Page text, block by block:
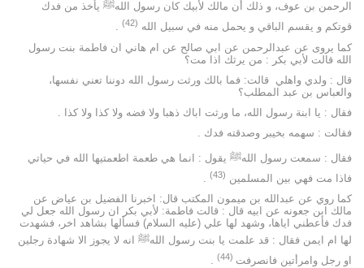
الرحمن بن عوف، و ذلك أن مالك لأبيك كان رسول اللهﷺ يأخذ من فدك
قوتكم و يقسم الباقي و يحمل منه في سبيل الله (42)
.
كما يروى عن عبدالرحمن عن ابي صالح عن ام هاني ان فاطمة بنت رسول
الله قالت لأبي بكر : من يرثك اذا مت؟
قال : ولدي واهلي قالت: فما بالك ورثت رسول الله دوننا تعني نفسها،
والعباس بن عبد المطلب؟
فقال : يا ابنة رسول الله، ما ورثت اباك ذهبا ولا فضه ولا كذا ولا كذا .
فقالت : سهمه بخيبر وصدقته فدك .
فقال : سمعت رسول اللهﷺ يقول : انما هي طعمة اطعمتيها الله في حياتي
فاذا مت فهي بين المسلمين (43)
.
كما روي عن عبدالله بن ميمون المكتب قال: اخبرنا الفضيل بن عياض عن
مالك ابن جعونه عن ابيه قال : قالت فاطمة: لأبي بكر ان رسول الله جعل لي
فدك فأعطني اياها، وشهد لها علي (عليه السلام) فسألها بشاهد اخر، فشهدت
لها ام ايمن فقال : قد علمت يا بنت رسول اللهﷺ انه لا يجوز الا شهادة رجلين
او رجل وامرأتين فانصرفت (44)
.